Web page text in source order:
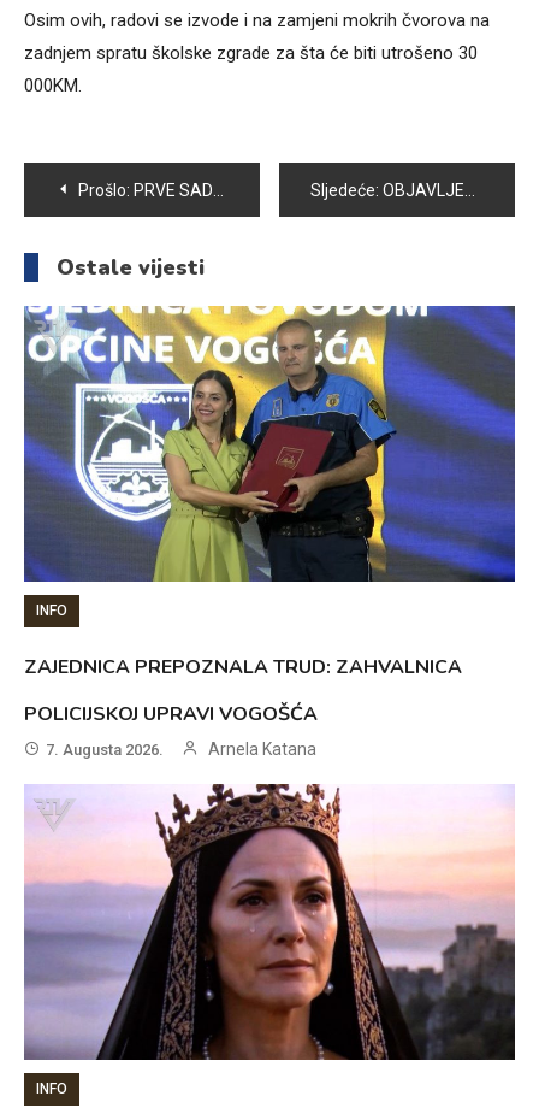
Osim ovih, radovi se izvode i na zamjeni mokrih čvorova na
zadnjem spratu školske zgrade za šta će biti utrošeno 30
000KM.
Navigacija
članaka
Prošlo: PRVE SADNICE BRZORASTUĆEG DRVETA PAULOVNIJE ZASAĐENE I U VOGOŠĆI Sljedeće: OBJAVLJEN PRELIMINARNI PREGLED OVJERENIH KANDIDACIJSKIH LISTI I KANDIDATA ZA LOKALNE IZBORE 2016. – ZA IZBORE U VOGOŠĆI PRIJAVLJENO 200 KANDIDATA IZ 11 POLITIČKIH SUBJEKATA
Ostale vijesti
INFO
ZAJEDNICA PREPOZNALA TRUD: ZAHVALNICA
POLICIJSKOJ UPRAVI VOGOŠĆA
7. Augusta 2026. Arnela Katana
INFO